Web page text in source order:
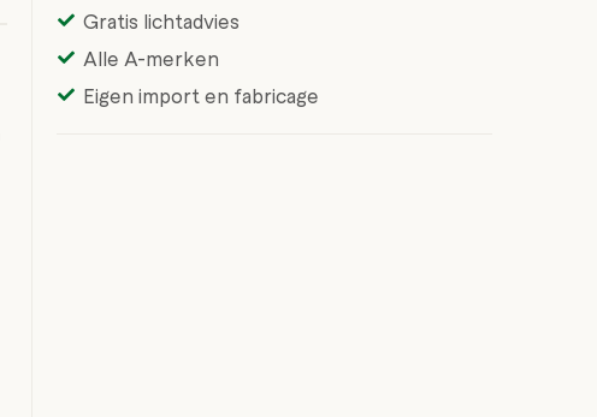
Gratis lichtadvies
Alle A-merken
Eigen import en fabricage